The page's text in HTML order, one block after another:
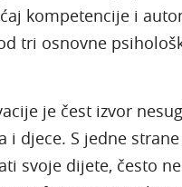
kompetencije i
tri osnovne
je čest izvor
i djece. S jedne
svoje dijete, često